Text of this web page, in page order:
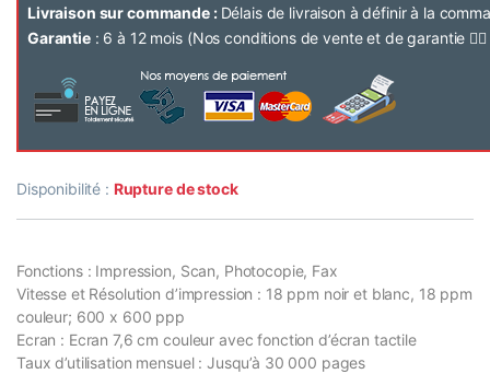
Livraison sur commande : Délais de livraison à définir à la
Garantie: 6 à 12 mois (Nos conditions de vente et de garantie 👉🏽
Disponibilité : Rupture de stock
Fonctions : Impression, Scan, Photocopie, Fax
Vitesse et Résolution d’impression : 18 ppm noir et blanc, 18 ppm
couleur; 600 x 600 ppp
Ecran : Ecran 7,6 cm couleur avec fonction d’écran tactile
Taux d’utilisation mensuel : Jusqu’à 30 000 pages